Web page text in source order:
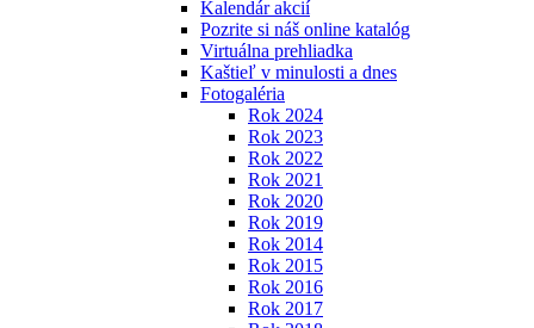
Kalendár akcií
Pozrite si náš online katalóg
Virtuálna prehliadka
Kaštieľ v minulosti a dnes
Fotogaléria
Rok 2024
Rok 2023
Rok 2022
Rok 2021
Rok 2020
Rok 2019
Rok 2014
Rok 2015
Rok 2016
Rok 2017